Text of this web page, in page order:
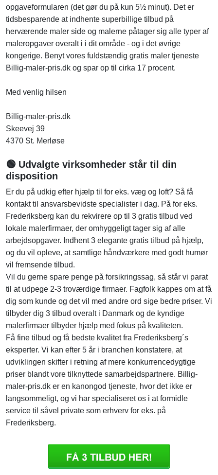
opgaveformularen (det gør du på kun 5½ minut). Det er
tidsbesparende at indhente superbillige tilbud på
herværende maler side og malerne påtager sig alle typer af
maleropgaver overalt i i dit område - og i det øvrige
kongerige. Benyt vores fuldstændig gratis maler tjeneste
Billig-maler-pris.dk og spar op til cirka 17 procent.
Med venlig hilsen
Billig-maler-pris.dk
Skeevej 39
4370 St. Merløse
🟢 Udvalgte virksomheder står til din
disposition
Er du på udkig efter hjælp til for eks. væg og loft? Så få
kontakt til ansvarsbevidste specialister i dag. På for eks.
Frederiksberg kan du rekvirere op til 3 gratis tilbud ved
lokale malerfirmaer, der omhyggeligt tager sig af alle
arbejdsopgaver. Indhent 3 elegante gratis tilbud på hjælp,
og du vil opleve, at samtlige håndværkere med godt humør
vil fremsende tilbud.
Vil du gerne spare penge på forsikringssag, så står vi parat
til at udpege 2-3 troværdige firmaer. Fagfolk kappes om at få
dig som kunde og det vil med andre ord sige bedre priser. Vi
tilbyder dig 3 tilbud overalt i Danmark og de kyndige
malerfirmaer tilbyder hjælp med fokus på kvaliteten.
Få fine tilbud og få bedste kvalitet fra Frederiksberg´s
eksperter. Vi kan efter 5 år i branchen konstatere, at
udviklingen skifter i retning af mere konkurrencedygtige
priser blandt vore tilknyttede samarbejdspartnere. Billig-
maler-pris.dk er en kanongod tjeneste, hvor det ikke er
langsommeligt, og vi har specialiseret os i at formidle
service til såvel private som erhverv for eks. på
Frederiksberg.